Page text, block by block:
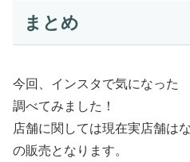
まとめ
今回、インスタで気になっ
調べてみました！
店舗に関しては現在実店舗は
の販売となります。